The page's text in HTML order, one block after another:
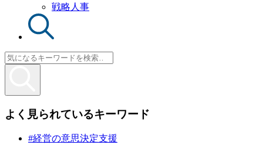
戦略人事
よく見られているキーワード
#経営の意思決定支援